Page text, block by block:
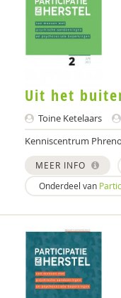
Rutgers
Irene Geerts
Bram Geurkink
Liesbeth Geuze
GGD GHOR
Janine
Ineke Haakma
Uit het
Toine Ketelaars
Kenniscentrum
MEER INFO
Onderdeel van